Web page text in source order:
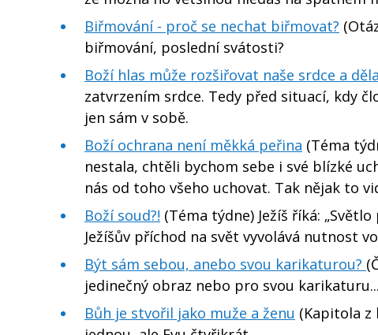
Biřmování - proč se nechat biřmovat?
biřmování, poslední svátosti?
Boží hlas může rozšiřovat naše srdce a
zatvrzením srdce. Tedy před situací, kdy
jen sám v sobě.
Boží ochrana není měkká peřina (Téma
nestala, chtěli bychom sebe i své blízké
nás od toho všeho uchovat. Tak nějak to
Boží soud?! (Téma týdne) Ježíš říká:
Ježíšův příchod na svět vyvolává nutnost
Být sám sebou, anebo svou karikaturou?
jedinečný obraz nebo pro svou karikaturu...
Bůh je stvořil jako muže a ženu (Kapitola z